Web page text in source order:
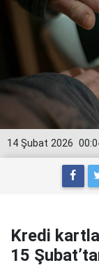
14 Şubat 2026
Kredi
15